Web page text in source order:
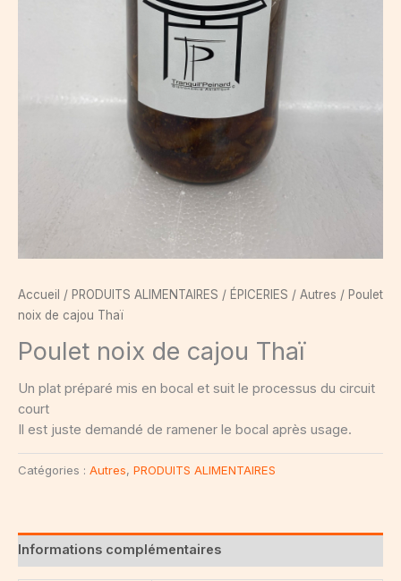
Accueil / PRODUITS ALIMENTAIRES / ÉPICERIES / Autres / Poulet
noix de cajou Thaï
Poulet noix de cajou Thaï
Un plat préparé mis en bocal et suit le processus du circuit
court
Il est juste demandé de ramener le bocal après usage.
Catégories : Autres, PRODUITS ALIMENTAIRES
Informations complémentaires